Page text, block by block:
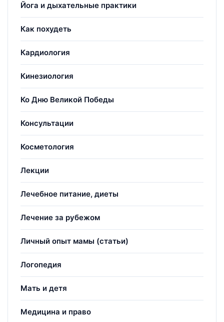
Йога и дыхательные практики
Как похудеть
Кардиология
Кинезиология
Ко Дню Великой Победы
Консультации
Косметология
Лекции
Лечебное питание, диеты
Лечение за рубежом
Личный опыт мамы (статьи)
Логопедия
Мать и детя
Медицина и право